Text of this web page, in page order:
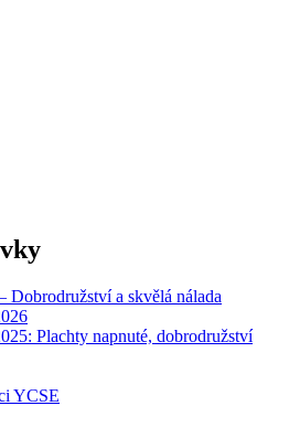
Dobrodružství a skvělá nálada
Plachty napnuté, dobrodružství
YCSE